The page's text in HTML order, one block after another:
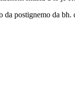
postignemo da